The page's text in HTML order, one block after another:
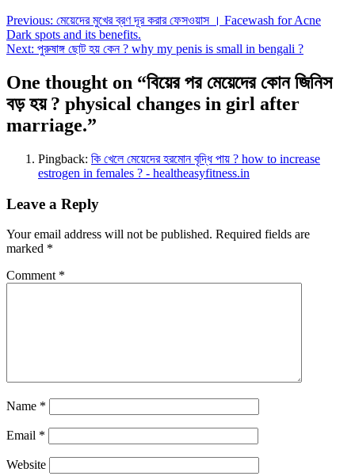
Previous: মেয়েদের মুখের ব্রণ দূর করার ফেসওয়াস । Facewash for Acne
Dark spots and its benefits.
Next: পুরুষাঙ্গ ছোট হয় কেন ? why my penis is small in bengali ?
One thought on “বিয়ের পর মেয়েদের কোন জিনিস
বড় হয় ? physical changes in girl after
marriage.”
Pingback: কি খেলে মেয়েদের হরমোন বৃদ্ধি পায় ? how to increase
estrogen in females ? - healtheasyfitness.in
Leave a Reply
Your email address will not be published. Required fields are
marked *
Comment *
Name *
Email *
Website